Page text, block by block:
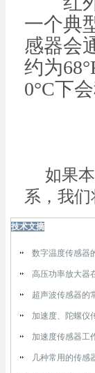
一个典
感器会
约为
0°C下
如果本
系，我们
技术文摘
数字温度传感器
高压功率放大器
超声波传感器的
加速度、陀螺仪
加速度传感器工
几种常用的传感